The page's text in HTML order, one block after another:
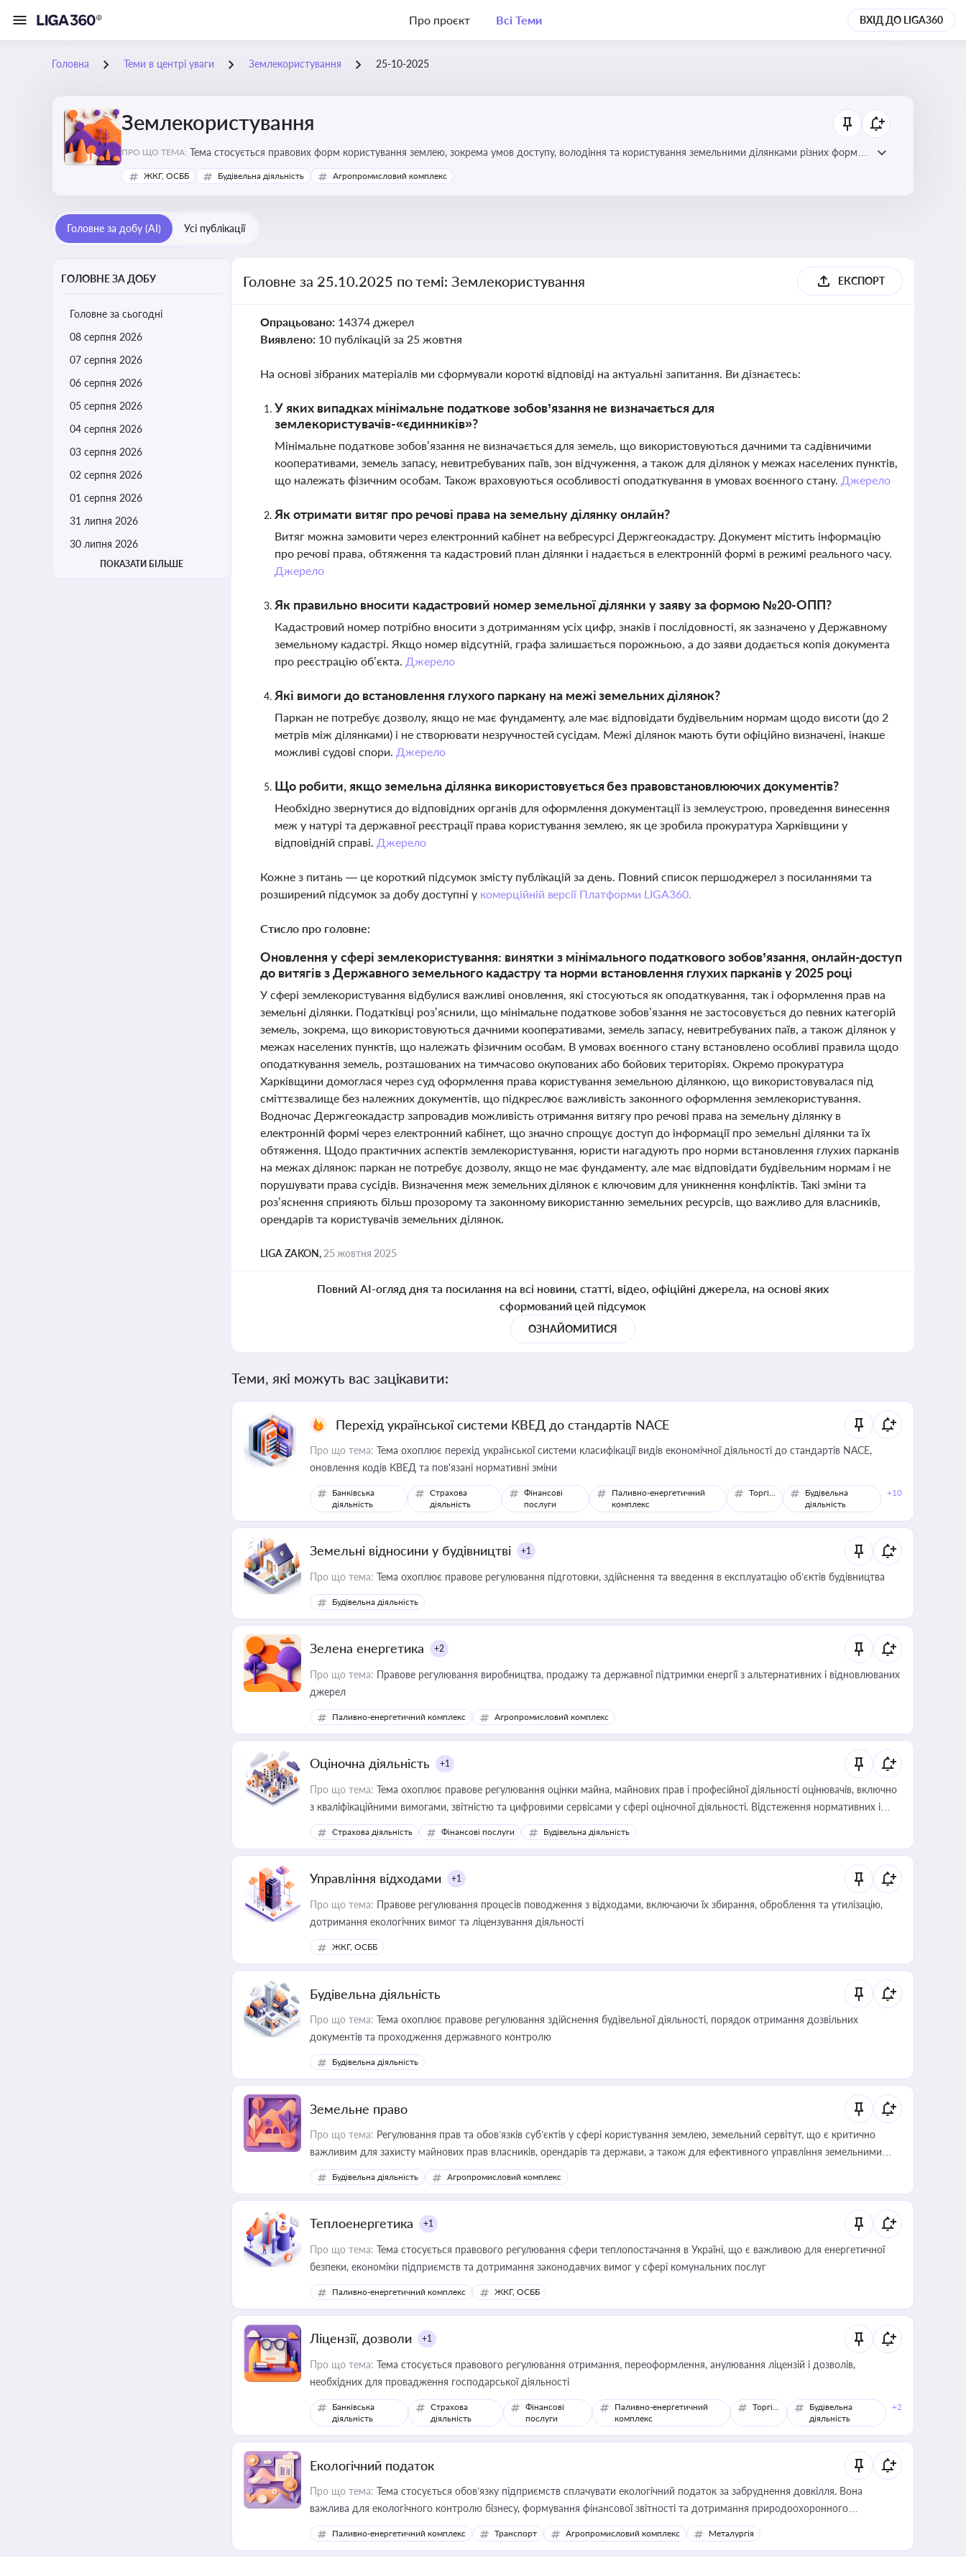
Про проєкт Всі Теми ВХІД ДО LIGA360
Головна Теми в центрі уваги Землекористування 25-10-2025
Землекористування
ПРО ЩО ТЕМА: Тема стосується правових форм користування землею, зокрема умов доступу, володіння та користування земельними ділянками різних форм
власності
ЖКГ, ОСББ Будівельна діяльність Агропромисловий комплекс
Головне за добу (AI) Усі публікації
ГОЛОВНЕ ЗА ДОБУ
Головне за сьогодні
08 серпня 2026
07 серпня 2026
06 серпня 2026
05 серпня 2026
04 серпня 2026
03 серпня 2026
02 серпня 2026
01 серпня 2026
31 липня 2026
30 липня 2026
ПОКАЗАТИ БІЛЬШЕ
Головне за 25.10.2025 по темі: Землекористування ЕКСПОРТ
Опрацьовано: 14374 джерел
Виявлено: 10 публікацій за 25 жовтня
На основі зібраних матеріалів ми сформували короткі відповіді на актуальні запитання. Ви дізнаєтесь:
У яких випадках мінімальне податкове зобов’язання не визначається для
землекористувачів-«єдинників»?
Мінімальне податкове зобов’язання не визначається для земель, що використовуються дачними та садівничими
кооперативами, земель запасу, невитребуваних паїв, зон відчуження, а також для ділянок у межах населених пунктів,
що належать фізичним особам. Також враховуються особливості оподаткування в умовах воєнного стану. Джерело
Як отримати витяг про речові права на земельну ділянку онлайн?
Витяг можна замовити через електронний кабінет на вебресурсі Держгеокадастру. Документ містить інформацію
про речові права, обтяження та кадастровий план ділянки і надається в електронній формі в режимі реального часу.
Джерело
Як правильно вносити кадастровий номер земельної ділянки у заяву за формою №20-ОПП?
Кадастровий номер потрібно вносити з дотриманням усіх цифр, знаків і послідовності, як зазначено у Державному
земельному кадастрі. Якщо номер відсутній, графа залишається порожньою, а до заяви додається копія документа
про реєстрацію об’єкта. Джерело
Які вимоги до встановлення глухого паркану на межі земельних ділянок?
Паркан не потребує дозволу, якщо не має фундаменту, але має відповідати будівельним нормам щодо висоти (до 2
метрів між ділянками) і не створювати незручностей сусідам. Межі ділянок мають бути офіційно визначені, інакше
можливі судові спори. Джерело
Що робити, якщо земельна ділянка використовується без правовстановлюючих документів?
Необхідно звернутися до відповідних органів для оформлення документації із землеустрою, проведення винесення
меж у натурі та державної реєстрації права користування землею, як це зробила прокуратура Харківщини у
відповідній справі. Джерело
Кожне з питань — це короткий підсумок змісту публікацій за день. Повний список першоджерел з посиланнями та
розширений підсумок за добу доступні у комерційній версії Платформи LIGA360.
Стисло про головне:
Оновлення у сфері землекористування: винятки з мінімального податкового зобов’язання, онлайн-доступ
до витягів з Державного земельного кадастру та норми встановлення глухих парканів у 2025 році
У сфері землекористування відбулися важливі оновлення, які стосуються як оподаткування, так і оформлення прав на
земельні ділянки. Податківці роз’яснили, що мінімальне податкове зобов’язання не застосовується до певних категорій
земель, зокрема, що використовуються дачними кооперативами, земель запасу, невитребуваних паїв, а також ділянок у
межах населених пунктів, що належать фізичним особам. В умовах воєнного стану встановлено особливі правила щодо
оподаткування земель, розташованих на тимчасово окупованих або бойових територіях. Окремо прокуратура
Харківщини домоглася через суд оформлення права користування земельною ділянкою, що використовувалася під
сміттєзвалище без належних документів, що підкреслює важливість законного оформлення землекористування.
Водночас Держгеокадастр запровадив можливість отримання витягу про речові права на земельну ділянку в
електронній формі через електронний кабінет, що значно спрощує доступ до інформації про земельні ділянки та їх
обтяження. Щодо практичних аспектів землекористування, юристи нагадують про норми встановлення глухих парканів
на межах ділянок: паркан не потребує дозволу, якщо не має фундаменту, але має відповідати будівельним нормам і не
порушувати права сусідів. Визначення меж земельних ділянок є ключовим для уникнення конфліктів. Такі зміни та
роз’яснення сприяють більш прозорому та законному використанню земельних ресурсів, що важливо для власників,
орендарів та користувачів земельних ділянок.
LIGA ZAKON, 25 жовтня 2025
Повний AI-огляд дня та посилання на всі новини, статті, відео, офіційні джерела, на основі яких
сформований цей підсумок
ОЗНАЙОМИТИСЯ
Теми, які можуть вас зацікавити:
Перехід української системи КВЕД до стандартів NACE
Про що тема: Тема охоплює перехід української системи класифікації видів економічної діяльності до стандартів NACE,
оновлення кодів КВЕД та пов'язані нормативні зміни
Банківська
діяльність
Страхова
діяльність
Фінансові
послуги
Паливно-енергетичний
комплекс
Торгівля
Будівельна
діяльність
+10
Земельні відносини у будівництві +1
Про що тема: Тема охоплює правове регулювання підготовки, здійснення та введення в експлуатацію об’єктів будівництва
Будівельна діяльність
Зелена енергетика +2
Про що тема: Правове регулювання виробництва, продажу та державної підтримки енергії з альтернативних і відновлюваних
джерел
Паливно-енергетичний комплекс Агропромисловий комплекс
Оціночна діяльність +1
Про що тема: Тема охоплює правове регулювання оцінки майна, майнових прав і професійної діяльності оцінювачів, включно
з кваліфікаційними вимогами, звітністю та цифровими сервісами у сфері оціночної діяльності. Відстеження нормативних і
медійних змін у цій сфері корисне для власника бізнесу, керівника, юриста або бухгалтера під час оподаткування,
приватизації, оренди державного майна, корпоративних угод і перевірки статусу суб'єктів оціночної діяльності
Страхова діяльність Фінансові послуги Будівельна діяльність
Управління відходами +1
Про що тема: Правове регулювання процесів поводження з відходами, включаючи їх збирання, оброблення та утилізацію,
дотримання екологічних вимог та ліцензування діяльності
ЖКГ, ОСББ
Будівельна діяльність
Про що тема: Тема охоплює правове регулювання здійснення будівельної діяльності, порядок отримання дозвільних
документів та проходження державного контролю
Будівельна діяльність
Земельне право
Про що тема: Регулювання прав та обов’язків суб’єктів у сфері користування землею, земельний сервітут, що є критично
важливим для захисту майнових прав власників, орендарів та держави, а також для ефективного управління земельними
ресурсами
Будівельна діяльність Агропромисловий комплекс
Теплоенергетика +1
Про що тема: Тема стосується правового регулювання сфери теплопостачання в Україні, що є важливою для енергетичної
безпеки, економіки підприємств та дотримання законодавчих вимог у сфері комунальних послуг
Паливно-енергетичний комплекс ЖКГ, ОСББ
Ліцензії, дозволи +1
Про що тема: Тема стосується правового регулювання отримання, переоформлення, анулювання ліцензій і дозволів,
необхідних для провадження господарської діяльності
Банківська
діяльність
Страхова
діяльність
Фінансові
послуги
Паливно-енергетичний
комплекс
Торгівля
Будівельна
діяльність
+2
Екологічний податок
Про що тема: Тема стосується обов’язку підприємств сплачувати екологічний податок за забруднення довкілля. Вона
важлива для екологічного контролю бізнесу, формування фінансової звітності та дотримання природоохоронного
законодавства
Паливно-енергетичний комплекс Транспорт Агропромисловий комплекс Металургія